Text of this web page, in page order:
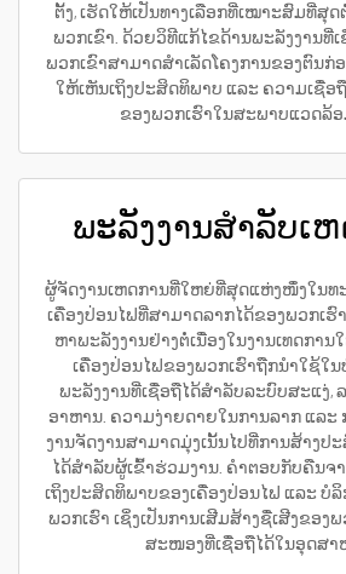
ຕັ້ງ, ເຮັດໃຫ້ເປັນທາງເລືອກທີ່ເໝາະສົມທີ່ສຸ
ພວກເຂົາ. ດ້ວຍວິທີແກ້ໄຂດ້ານພະລັງງານທີ່
ພວກເຂົາສາມາດສຳເລັດໂຄງການຂອງຕົນກ່
ໃຫ້ເຫັນເຖິງປະສິດທິພາບ ແລະ ຄວາມເຊື່ອ
ຂອງພວກເຮົາໃນສະພາບແວດລ້
ພະລັງງານສຳລັບເ
ຜູ້ຈັດງານເຫດການທີ່ໃຫຍ່ທີ່ສຸດແຫ່ງໜຶ່ງໃນທ
ເຄື່ອງປ່ອນໄຟທີ່ສາມາດລາກໄດ້ຂອງພວກເຮົ
ຫາພະລັງງານຢ່າງຕໍ່ເນື່ອງໃນງານເທດກາ
ເຄື່ອງປ່ອນໄຟຂອງພວກເຮົາຖືກນຳໃຊ້ໃນ
ພະລັງງານທີ່ເຊື່ອຖືໄດ້ສຳລັບລະບົບສະແງ່,
ອາຫານ. ຄວາມງ່າຍດາຍໃນການລາກ ແລະ
ງານຈັດງານສາມາດມຸ່ງເນັ້ນໄປທີ່ການສ້າງປ
ໄດ້ສຳລັບຜູ້ເຂົ້າຮ່ວມງານ. ຄຳຕອບກັບຄືນຈ
ເຖິງປະສິດທິພາບຂອງເຄື່ອງປ່ອນໄຟ ແລະ ບໍ
ພວກເຮົາ ເຊິ່ງເປັນການເສີມສ້າງຊື່ເສີງຂອງ
ສະໜອງທີ່ເຊື່ອຖືໄດ້ໃນອຸດສາ